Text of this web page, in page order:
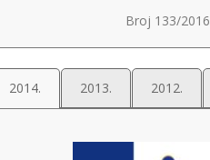
Broj 133/2016
2014. 2013. 2012.